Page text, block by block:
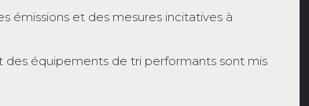
émissions et des mesures incitatives à
équipements de tri performants sont mis